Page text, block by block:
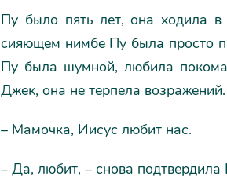
Пу было пять лет, она ходила
сияющем нимбе Пу была просто
Пу была шумной, любила
Джек, она не терпела возражений.
– Мамочка, Иисус любит нас.
– Да, любит, – снова подтвердила